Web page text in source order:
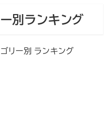
別ランキング
リー別 ランキング